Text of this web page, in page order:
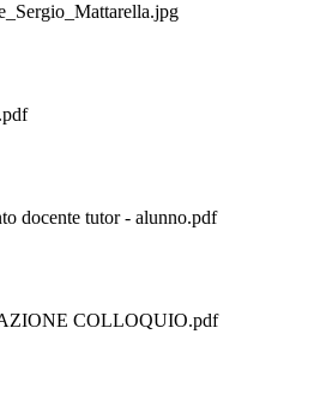
docente tutor - alunno.pdf
COLLOQUIO.pdf